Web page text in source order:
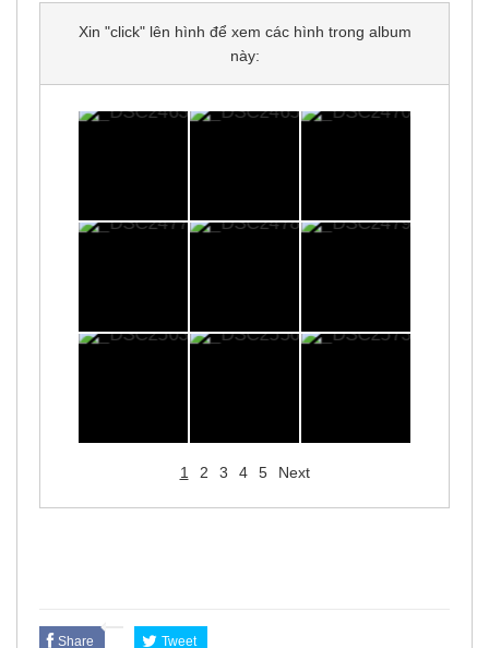
Xin "click" lên hình để xem các hình trong album
này:
1 2 3 4 5 Next
Share Tweet